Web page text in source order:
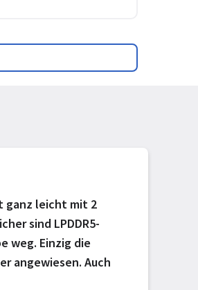
ganz leicht mit 2
sind LPDDR5-
weg. Einzig die
angewiesen. Auch